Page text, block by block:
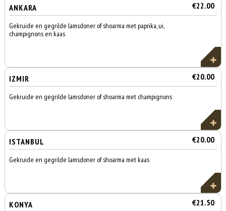
ANKARA €22.00
Gekruide en gegrilde lamsdoner of shoarma met paprika, ui,
champignons en kaas
IZMIR €20.00
Gekruide en gegrilde lamsdoner of shoarma met champignons
ISTANBUL €20.00
Gekruide en gegrilde lamsdoner of shoarma met kaas
KONYA €21.50